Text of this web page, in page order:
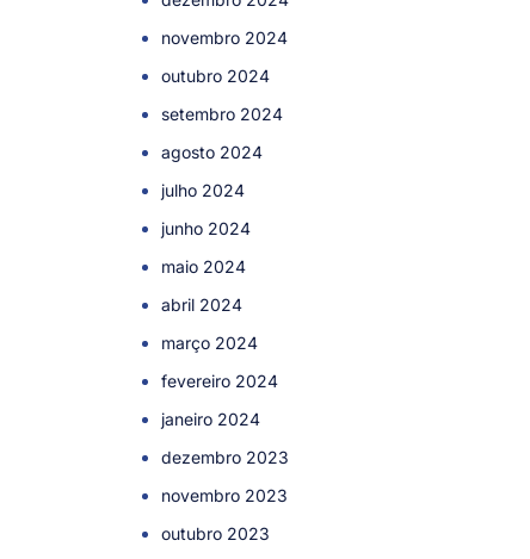
novembro 2024
outubro 2024
setembro 2024
agosto 2024
julho 2024
junho 2024
maio 2024
abril 2024
março 2024
fevereiro 2024
janeiro 2024
dezembro 2023
novembro 2023
outubro 2023